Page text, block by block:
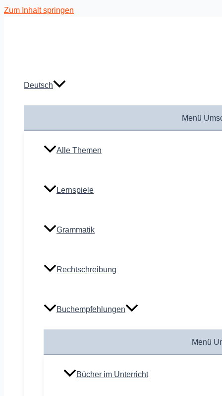
Zum Inhalt springen
Deutsch
Menü
Alle Themen
Lernspiele
Grammatik
Rechtschreibung
Buchempfehlungen
Menü
Bücher im Unterricht